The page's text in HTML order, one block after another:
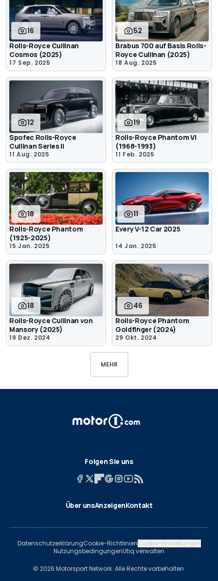
16
Rolls-Royce Cullinan
Cosmos (2025)
17 Sep. 2025
52
Brabus 700 auf Basis Rolls-
Royce Cullinan (2025)
18 Aug. 2025
12
Spofec Rolls-Royce
Cullinan Series II
11 Aug. 2025
19
Rolls-Royce Phantom VI
(1968-1993)
11 Feb. 2025
18
Rolls-Royce Phantom
(1925-2025)
15 Jan. 2025
11
Every V-12 Car 2025
14 Jan. 2025
18
Rolls-Royce Cullinan von
Mansory (2025)
19 Dez. 2024
46
Rolls-Royce Phantom
Goldfinger (2024)
29 Okt. 2024
MEHR
Folgen Sie uns
Über unsAnzeigenKontakt
DatenschutzerklärungCookie-RichtlinienCookie-Einstellungen
NutzungsbedingungenUtiq verwalten
© 2026 Motorsport Network. Alle Rechte vorbehalten.